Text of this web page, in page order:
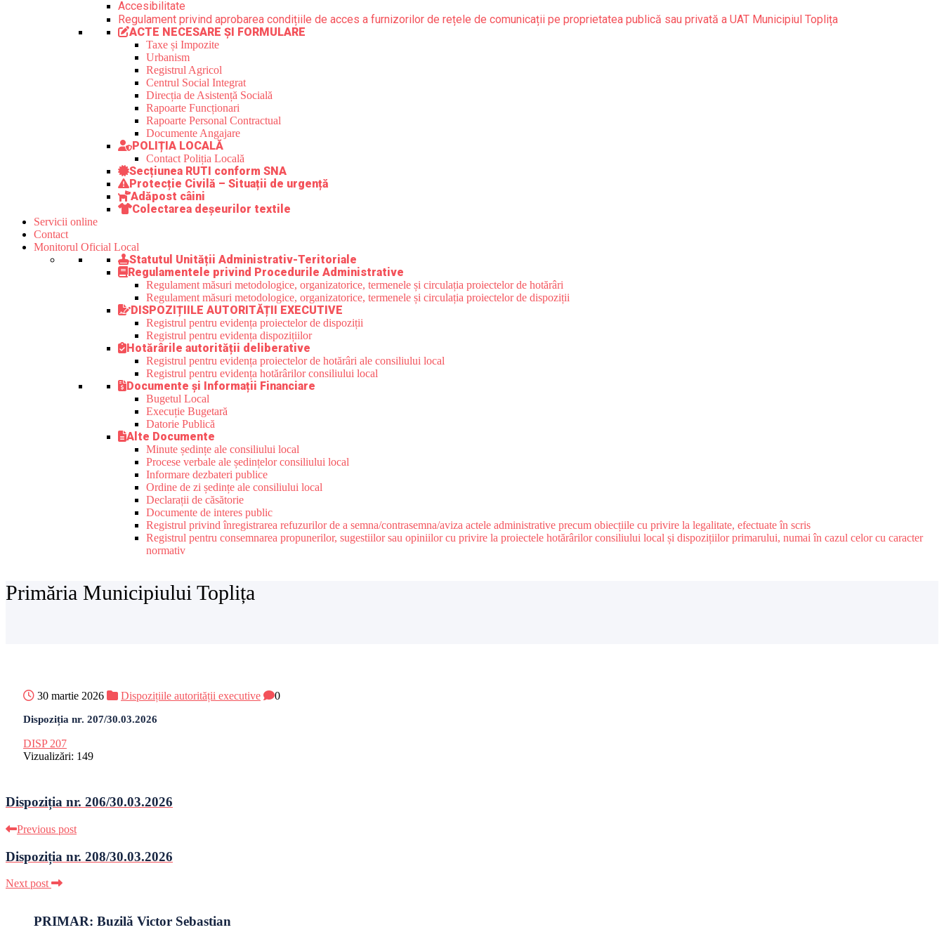
Accesibilitate
Regulament privind aprobarea condițiile de acces a furnizorilor de rețele de comunicații pe proprietatea publică sau privată a UAT Municipiul Toplița
ACTE NECESARE ȘI FORMULARE
Taxe și Impozite
Urbanism
Registrul Agricol
Centrul Social Integrat
Direcția de Asistență Socială
Rapoarte Funcționari
Rapoarte Personal Contractual
Documente Angajare
POLIȚIA LOCALĂ
Contact Poliția Locală
Secțiunea RUTI conform SNA
Protecție Civilă – Situații de urgență
Adăpost câini
Colectarea deșeurilor textile
Servicii online
Contact
Monitorul Oficial Local
Statutul Unității Administrativ-Teritoriale
Regulamentele privind Procedurile Administrative
Regulament măsuri metodologice, organizatorice, termenele și circulația proiectelor de hotărâri
Regulament măsuri metodologice, organizatorice, termenele și circulația proiectelor de dispoziții
DISPOZIȚIILE AUTORITĂȚII EXECUTIVE
Registrul pentru evidența proiectelor de dispoziții
Registrul pentru evidența dispozițiilor
Hotărârile autorității deliberative
Registrul pentru evidența proiectelor de hotărâri ale consiliului local
Registrul pentru evidența hotărârilor consiliului local
Documente și Informații Financiare
Bugetul Local
Execuție Bugetară
Datorie Publică
Alte Documente
Minute ședințe ale consiliului local
Procese verbale ale ședințelor consiliului local
Informare dezbateri publice
Ordine de zi ședințe ale consiliului local
Declarații de căsătorie
Documente de interes public
Registrul privind înregistrarea refuzurilor de a semna/contrasemna/aviza actele administrative precum obiecțiile cu privire la legalitate, efectuate în scris
Registrul pentru consemnarea propunerilor, sugestiilor sau opiniilor cu privire la proiectele hotărârilor consiliului local și dispozițiilor primarului, numai în cazul celor cu caracter
normativ
Primăria Municipiului Toplița
30 martie 2026 Dispozițiile autorității executive 0
Dispoziția nr. 207/30.03.2026
DISP 207
Vizualizări: 149
Dispoziția nr. 206/30.03.2026
Previous post
Dispoziția nr. 208/30.03.2026
Next post
PRIMAR: Buzilă Victor Sebastian